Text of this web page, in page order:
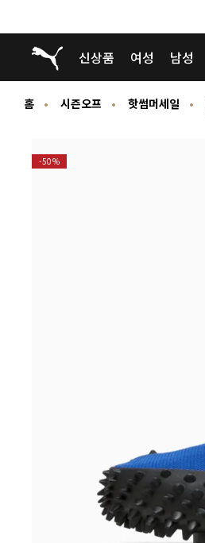
푸마 홈
신상품 여성 남성
홈 시즌오프 핫썸머세일
-50%